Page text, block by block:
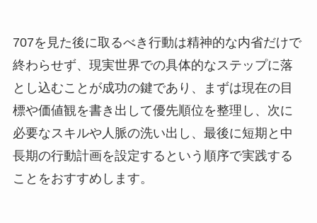
707を見た後に取るべき行動は精神的な内省だけで
終わらせず、現実世界での具体的なステップに落
とし込むことが成功の鍵であり、まずは現在の目
標や価値観を書き出して優先順位を整理し、次に
必要なスキルや人脈の洗い出し、最後に短期と中
長期の行動計画を設定するという順序で実践する
ことをおすすめします。